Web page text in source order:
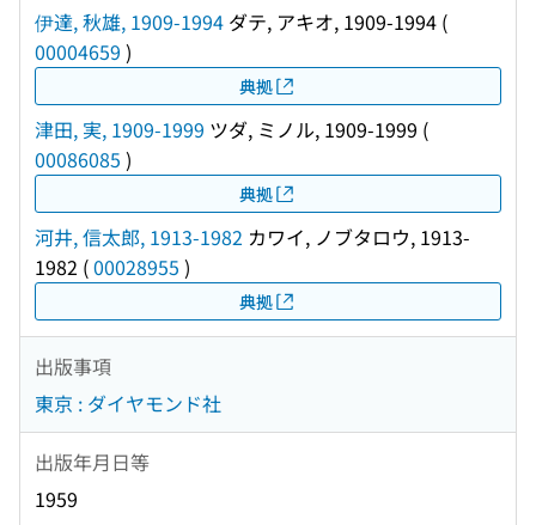
伊達, 秋雄, 1909-1994 ダテ, アキオ, 1909-1994 (
00004659 )
典拠
津田, 実, 1909-1999 ツダ, ミノル, 1909-1999 (
00086085 )
典拠
河井, 信太郎, 1913-1982 カワイ, ノブタロウ, 1913-
1982 (00028955 )
典拠
出版事項
東京 : ダイヤモンド社
出版年月日等
1959